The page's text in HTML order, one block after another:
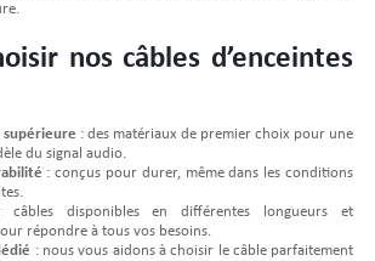
nos câbles d’enceintes
supérieure : des matériaux de premier choix pour une
du signal audio.
: conçus pour durer, même dans les conditions
disponibles en différentes longueurs et
répondre à tous vos besoins.
: nous vous aidons à choisir le câble parfaitement